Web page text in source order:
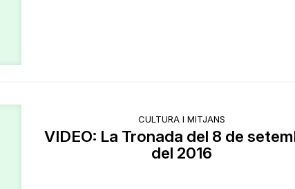
CULTURA I MITJANS
VIDEO: La Tronada del 8 de
del 2016